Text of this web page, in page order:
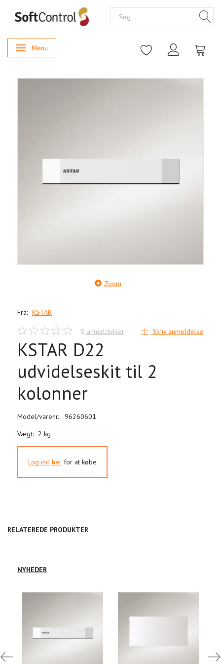
Skifte navigation
Menu
Zoom
Fra: KSTAR
0 anmeldelser Skriv anmeldelse
KSTAR D22
udvidelseskit til 2
kolonner
Model/varenr.: 96260601
Vægt: 2 kg
Log ind her for at købe
RELATEREDE PRODUKTER
NYHEDER